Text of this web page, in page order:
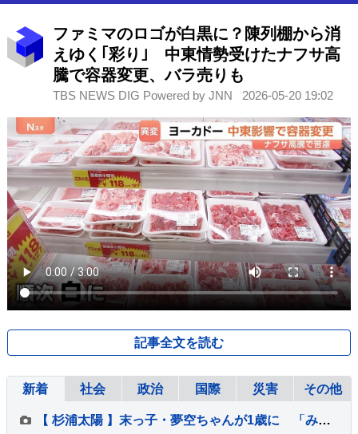
ファミマのロゴが白黒に？陳列棚から消
えゆく｢彩り｣ 中東情勢受けたナフサ高
騰で容器変更、バラ売りも
TBS NEWS DIG Powered by JNN 2026-05-20 19:02
記事全文を読む
新着 社会 政治 国際 災害 その他
【 杉浦太陽 】末っ子・夢空ちゃんが1歳に 「みんなに囲まれて、一升餅を背負って」家族総出でお祝い